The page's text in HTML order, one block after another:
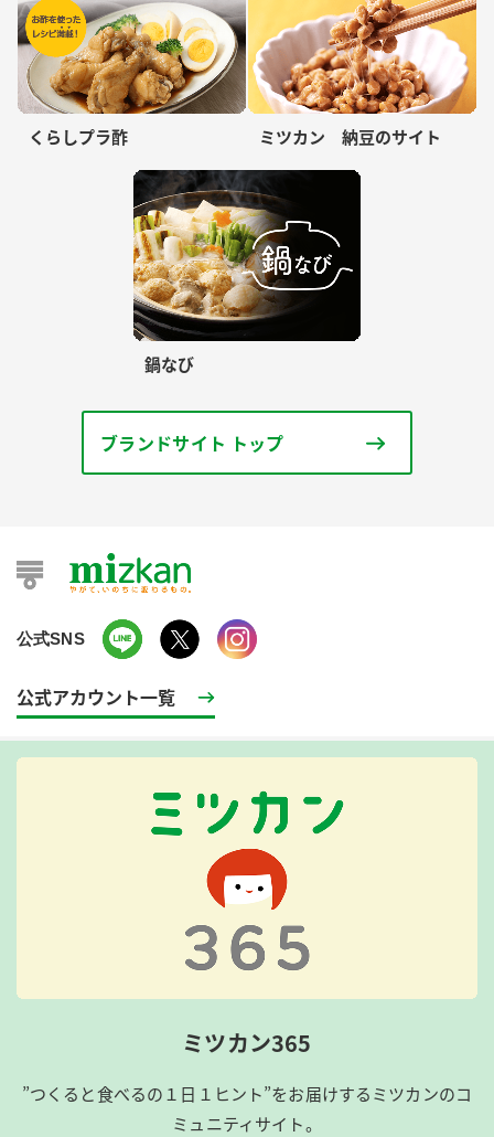
くらしプラ酢 ミツカン 納豆のサイト
鍋なび
ブランドサイト トップ
公式SNS
公式アカウント一覧
ミツカン365
”つくると食べるの１日１ヒント”をお届けするミツカンのコ
ミュニティサイト。